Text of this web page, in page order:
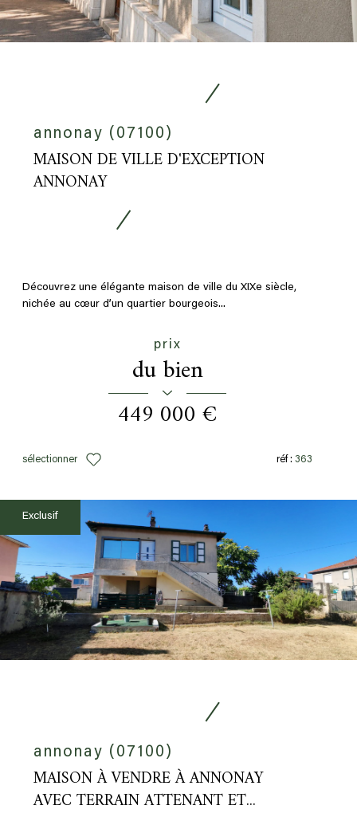
annonay (07100)
MAISON DE VILLE D'EXCEPTION
ANNONAY
Découvrez une élégante maison de ville du XIXe siècle,
nichée au cœur d’un quartier bourgeois...
prix
du bien
449 000 €
sélectionner réf : 363
Exclusif
annonay (07100)
MAISON À VENDRE À ANNONAY
AVEC TERRAIN ATTENANT ET...